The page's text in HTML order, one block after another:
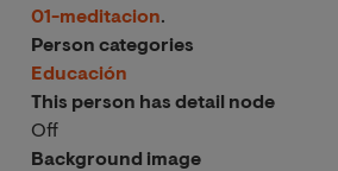
01-meditacion.
Person categories
Educación
This person has detail node
Off
Background image